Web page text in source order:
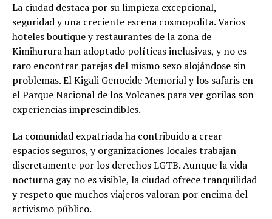
La ciudad destaca por su limpieza excepcional,
seguridad y una creciente escena cosmopolita. Varios
hoteles boutique y restaurantes de la zona de
Kimihurura han adoptado políticas inclusivas, y no es
raro encontrar parejas del mismo sexo alojándose sin
problemas. El Kigali Genocide Memorial y los safaris en
el Parque Nacional de los Volcanes para ver gorilas son
experiencias imprescindibles.
La comunidad expatriada ha contribuido a crear
espacios seguros, y organizaciones locales trabajan
discretamente por los derechos LGTB. Aunque la vida
nocturna gay no es visible, la ciudad ofrece tranquilidad
y respeto que muchos viajeros valoran por encima del
activismo público.